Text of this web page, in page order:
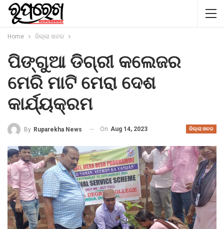
Home ଜିଲ୍ଲା ଖବର
ପିଙ୍ଗୁଆ ଡିଗ୍ରୀ କଲେଜର
ମେରି ମାଟି ମେରା ଦେଶ
କାର୍ଯ୍ୟକ୍ରମ
ଜିଲ୍ଲା ଖବର
By Ruparekha News On Aug 14, 2023